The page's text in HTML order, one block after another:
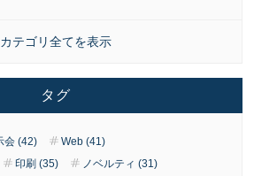
カテゴリ全てを表示
タグ
会 (42)
Web (41)
印刷 (35)
ノベルティ (31)